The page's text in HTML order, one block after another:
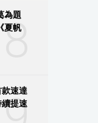
8
為題
夏帆
速達
提速